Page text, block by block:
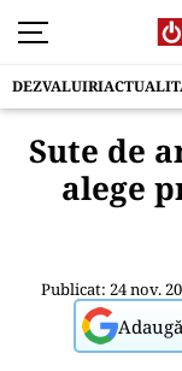
DEZVALUIRI
Sute de
alege
Publicat: 24 nov.